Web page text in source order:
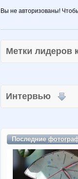
Вы не авторизованы!
Метки
Интервью
Последние